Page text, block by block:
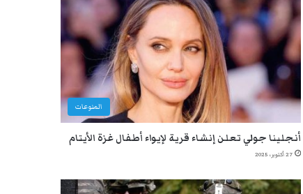
المنوعات
أنجلينا جولي تعلن إنشاء قرية لإيواء أطفال غزة الأيتام
27 أكتوبر، 2025